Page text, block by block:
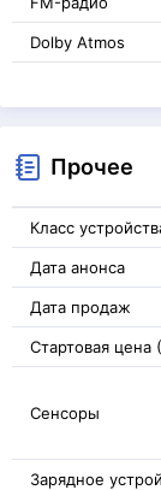
Dolby Atmos
Прочее
Класс
Дата анонса
Дата продаж
Стартовая цена
Сенсоры
Зарядное